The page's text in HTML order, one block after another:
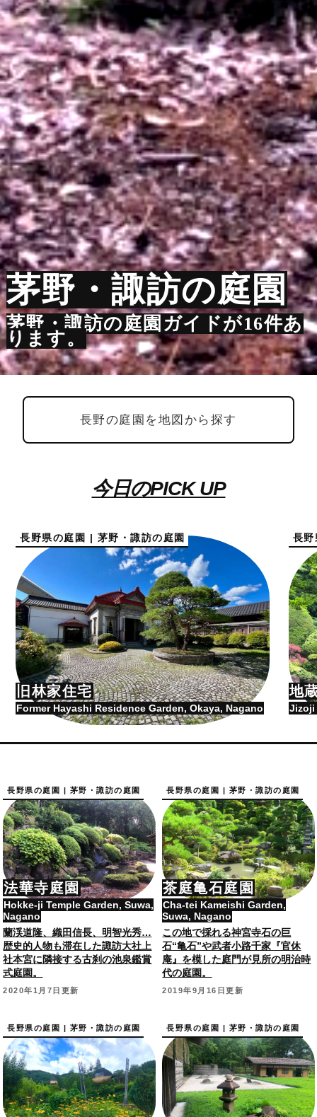
茅野・諏訪の庭園
茅野・諏訪の庭園ガイドが16件あ
ります。
長野の庭園を地図から探す
今日のPICK UP
長野県の庭園 | 茅野・諏訪の庭園
旧林家住宅
Former Hayashi Residence Garden, Okaya, Nagano
長
地
Jizoji
長野県の庭園 | 茅野・諏訪の庭園
法華寺庭園
Hokke-ji Temple Garden, Suwa,
Nagano
蘭渓道隆、織田信長、明智光秀…
歴史的人物も滞在した諏訪大社上
社本宮に隣接する古刹の池泉鑑賞
式庭園。
2020年1月7日更新
長野県の庭園 | 茅野・諏訪の庭園
茶庭亀石庭園
Cha-tei Kameishi Garden,
Suwa, Nagano
この地で採れる神宮寺石の巨
石“亀石”や武者小路千家『官休
庵』を模した庭門が見所の明治時
代の庭園。
2019年9月16日更新
長野県の庭園 | 茅野・諏訪の庭園 長野県の庭園 | 茅野・諏訪の庭園